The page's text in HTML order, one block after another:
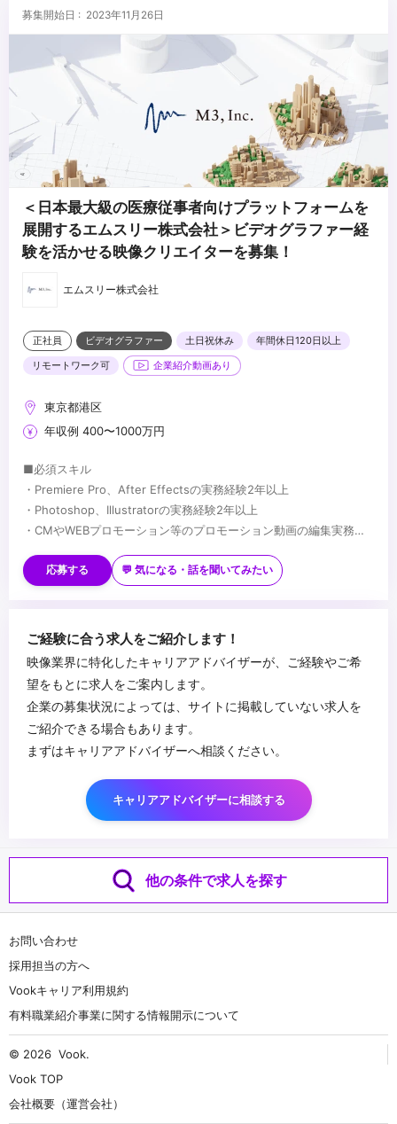
募集開始日 : 2023年11月26日
＜日本最大級の医療従事者向けプラットフォームを
展開するエムスリー株式会社＞ビデオグラファー経
験を活かせる映像クリエイターを募集！
エムスリー株式会社
正社員 ビデオグラファー 土日祝休み
年間休日120日以上
リモートワーク可
企業紹介動画あり
東京都港区
年収例 400〜1000万円
■必須スキル
・Premiere Pro、After Effectsの実務経験2年以上
・Photoshop、Illustratorの実務経験2年以上
・CMやWEBプロモーション等のプロモーション動画の編集実務経
・マーケターやデザイナーと共に協力しつつ、目標達成のためへの
★映像制作において何らかの強みや得意領域をお持ちの方
・解析ツールを用いた定量データなどインサイトを捉えたクリエイ
・映像制作会社勤務の経験
...
応募する 💬 気になる・話を聞いてみたい
ご経験に合う求人をご紹介します！
映像業界に特化したキャリアアドバイザーが、ご経験やご希
望をもとに求人をご案内します。
企業の募集状況によっては、サイトに掲載していない求人を
ご紹介できる場合もあります。
まずはキャリアアドバイザーへ相談ください。
キャリアアドバイザーに相談する
他の条件で求人を探す
お問い合わせ
採用担当の方へ
Vookキャリア利用規約
有料職業紹介事業に関する情報開示について
© 2026 Vook.
Vook TOP
会社概要（運営会社）